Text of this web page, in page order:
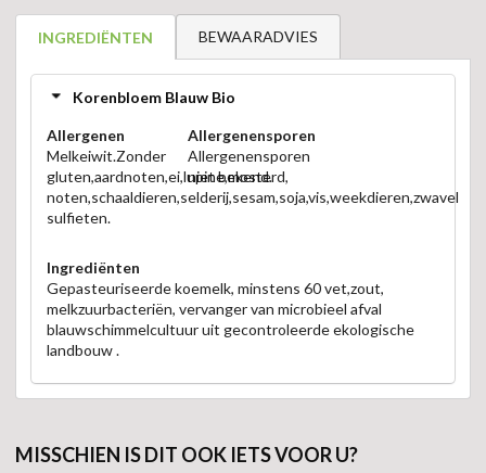
INGREDIËNTEN BEWAARADVIES
Korenbloem Blauw Bio
Allergenen
Melkeiwit.Zonder
gluten,aardnoten,ei,lupine,mosterd,
noten,schaaldieren,selderij,sesam,soja,vis,weekdieren,zwavel
sulfieten.
Allergenensporen
Allergenensporen
niet bekend.
Ingrediënten
Gepasteuriseerde koemelk, minstens 60 vet,zout,
melkzuurbacteriën, vervanger van microbieel afval
blauwschimmelcultuur uit gecontroleerde ekologische
landbouw .
MISSCHIEN IS DIT OOK IETS VOOR U?